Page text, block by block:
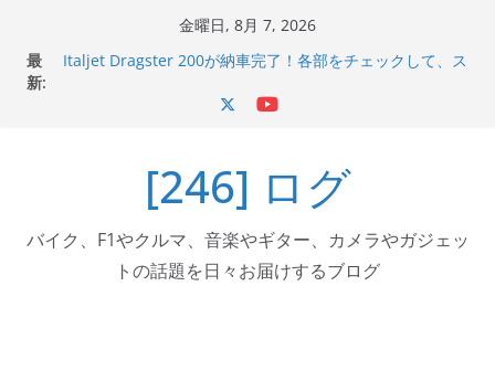
金曜日, 8月 7, 2026
最
新:
Italjet Dragster 200のフロントISSサスの動きが判ったら
コーナリングが楽しくなった
マホホルダー付けて、ガラスコーティング行って来た
岩手県奥州市へのふるさと納税で KGR HARMONY 南部鉄
器エフェクターが返礼品でもらえる！
[246] ログ
バイク、F1やクルマ、音楽やギター、カメラやガジェッ
トの話題を日々お届けするブログ